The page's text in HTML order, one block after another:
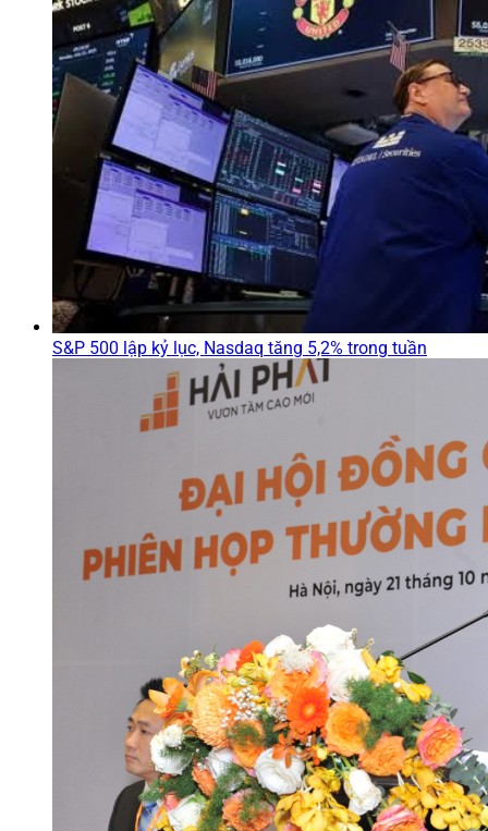
S&P 500 lập kỷ lục, Nasdaq tăng 5,2% trong tuần